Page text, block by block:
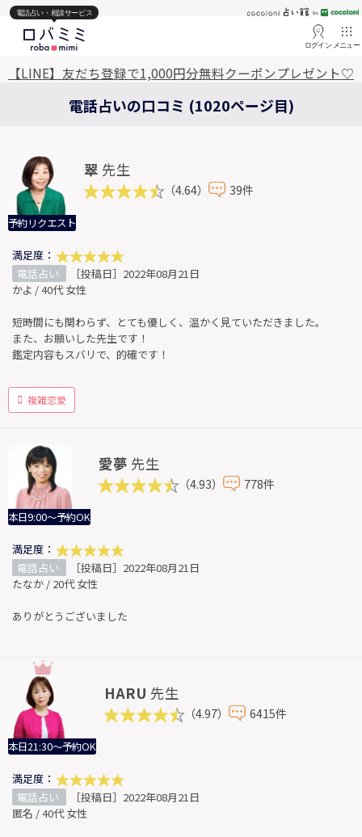
電話占い・相談サービス
ログイン メニュー
【LINE】友だち登録で1,000円分無料クーポンプレゼント♡
電話占いの口コミ (1020ページ目)
予約リクエスト
翠 先生
（4.64） 39件
満足度：
電話占い
［投稿日］2022年08月21日
かよ / 40代 女性
短時間にも関わらず、とても優しく、温かく見ていただきました。
また、お願いした先生です！
鑑定内容もスバリで、的確です！
複雑恋愛
本日9:00～予約OK
愛夢 先生
（4.93） 778件
満足度：
電話占い
［投稿日］2022年08月21日
たなか / 20代 女性
ありがとうございました
本日21:30～予約OK
HARU 先生
（4.97） 6415件
満足度：
電話占い
［投稿日］2022年08月21日
匿名 / 40代 女性